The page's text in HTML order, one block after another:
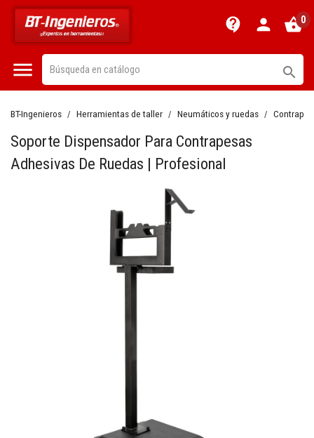
contact_support person shopping_basket0
 
BT-Ingenieros Herramientas de taller Neumáticos y ruedas
Soporte Dispensador Para Contrapesas
Adhesivas De Ruedas | Profesional